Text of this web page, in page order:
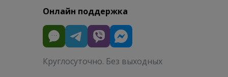
Онлайн поддержка
Круглосуточно. Без выходных